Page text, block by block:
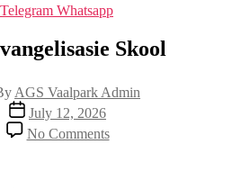
Telegram Whatsapp
Skool
AGS Vaalpark Admin
Post
date
July 12, 2026
No Commentson
Winter